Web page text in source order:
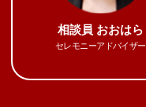
相談員 おおはら
セレモニーアドバイザー